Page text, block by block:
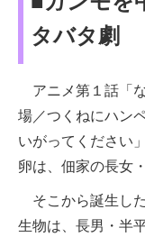
タバタ劇
アニメ第１話「
場／つくねにハン
いがってください
卵は、佃家の長女
そこから誕生し
生物は、長男・半